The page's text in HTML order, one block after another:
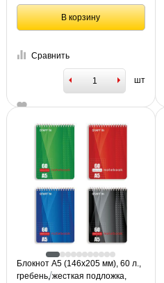
В корзину
Сравнить
шт
Блокнот А5 (146х205 мм), 60 л.,
гребень, жесткая подложка,